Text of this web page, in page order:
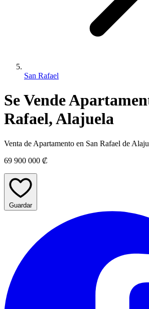
San Rafael
Se Vende
Rafael, Alajuela
Venta de Apartamento en San Rafael de
69 900 000 ₡
Guardar